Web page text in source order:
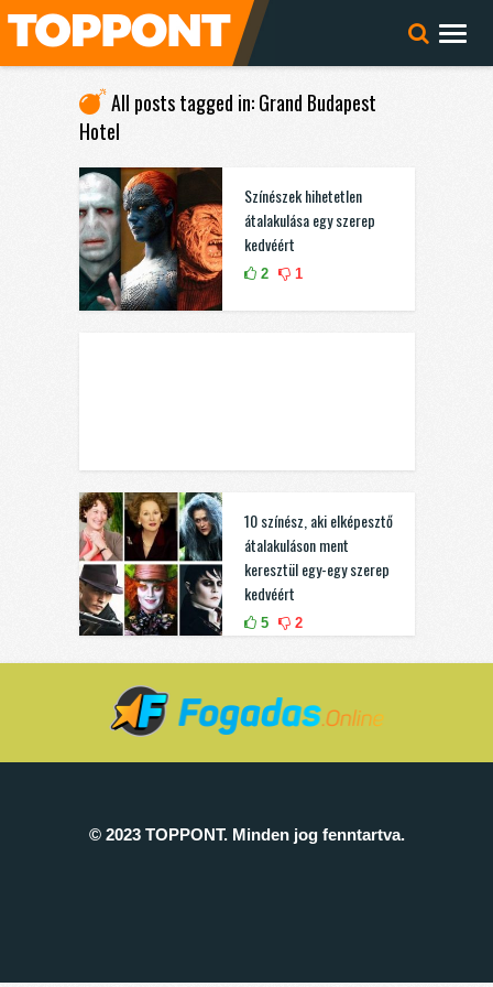
All posts tagged in: Grand Budapest
Hotel
Színészek hihetetlen
átalakulása egy szerep
kedvéért
2 1
10 színész, aki elképesztő
átalakuláson ment
keresztül egy-egy szerep
kedvéért
5 2
© 2023 TOPPONT. Minden jog fenntartva.